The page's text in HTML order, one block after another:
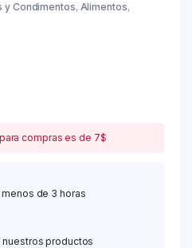
y Condimentos, Alimentos,
compras es de 7$
de 3 horas
nuestros productos